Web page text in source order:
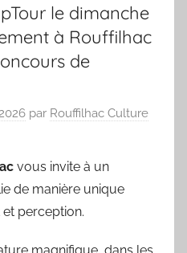
le dimanche
à Rouffilhac
de
par Rouffilhac Culture
vous invite à un
de manière unique
perception.